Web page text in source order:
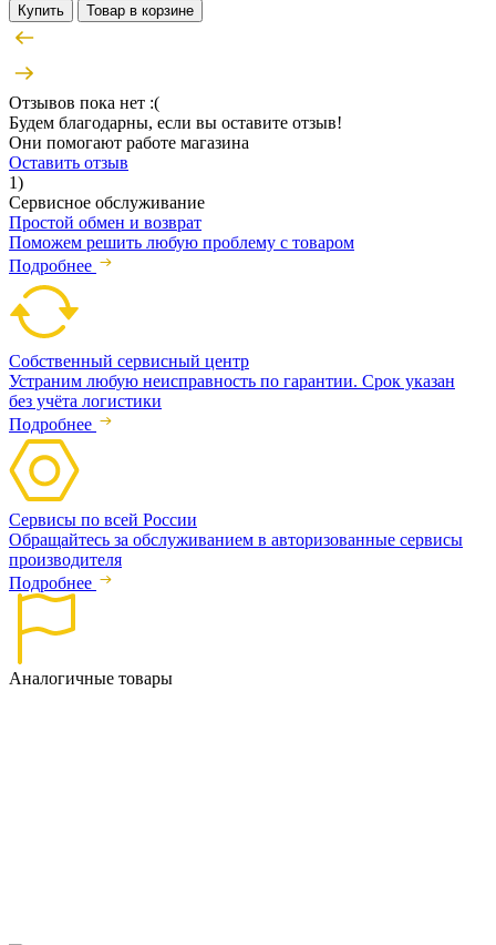
Купить Товар в корзине
Отзывов пока нет :(
Будем благодарны, если вы оставите отзыв!
Они помогают работе магазина
Оставить отзыв
1)
Сервисное обслуживание
Простой обмен и возврат
Поможем решить любую проблему с товаром
Подробнее
Собственный сервисный центр
Устраним любую неисправность по гарантии. Срок указан
без учёта логистики
Подробнее
Сервисы по всей России
Обращайтесь за обслуживанием в авторизованные сервисы
производителя
Подробнее
Аналогичные товары